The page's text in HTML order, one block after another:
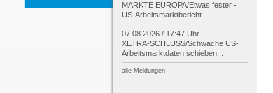
MÄRKTE EUROPA/Etwas fester -
US-Arbeitsmarktbericht...
07.08.2026 / 17:47 Uhr
XETRA-SCHLUSS/Schwache US-
Arbeitsmarktdaten schieben...
alle Meldungen